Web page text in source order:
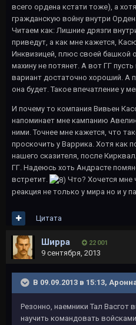
всего ордена кстати тоже), а
гражданскую войну внутри
Читаем как: Лишние дрязги
приведут, а как мне кажется,
Инквизицей, плюс своей башкой
махину не потянет. А вот ГГ
вариант достаточно хороший. А
она будет. Такое впечатление у
И почему то компания Вивьен
напоминает мне кампанию
ними. Точнее мне кажется, что
проскочить у Варрика. Хотя как
нашего сказителя, после
ГГ. Надеюсь хоть Андрасте
встретит.
Что? Хочется мне
реакция не только у мира но и у
Цитата
Ширра 22 001
9 сентября, 2013
В 09.09.2013 в 15:13,
Резонно, наемники Тал Васгот
научить командовать